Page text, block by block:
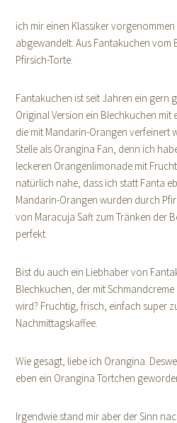
ich mir einen Klassiker
abgewandelt. Aus Fantakuchen vom
Pfirsich-Torte.
Fantakuchen ist seit Jahren ein gern
Original Version ein Blechkuchen mit
die mit Mandarin-Orangen verfeinert
Stelle als Orangina Fan, denn ich
leckeren Orangenlimonade mit
natürlich nahe, dass ich statt Fanta
Mandarin-Orangen wurden durch
von Maracuja Saft zum Tränken der
perfekt.
Bist du auch ein Liebhaber von
Blechkuchen, der mit
wird? Fruchtig, frisch, einfach super
Nachmittagskaffee.
Wie gesagt, liebe ich Orangina.
eben ein Orangina Törtchen
Irgendwie stand mir aber der Sinn